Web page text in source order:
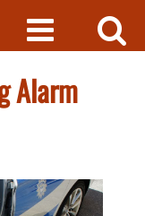
Alarm